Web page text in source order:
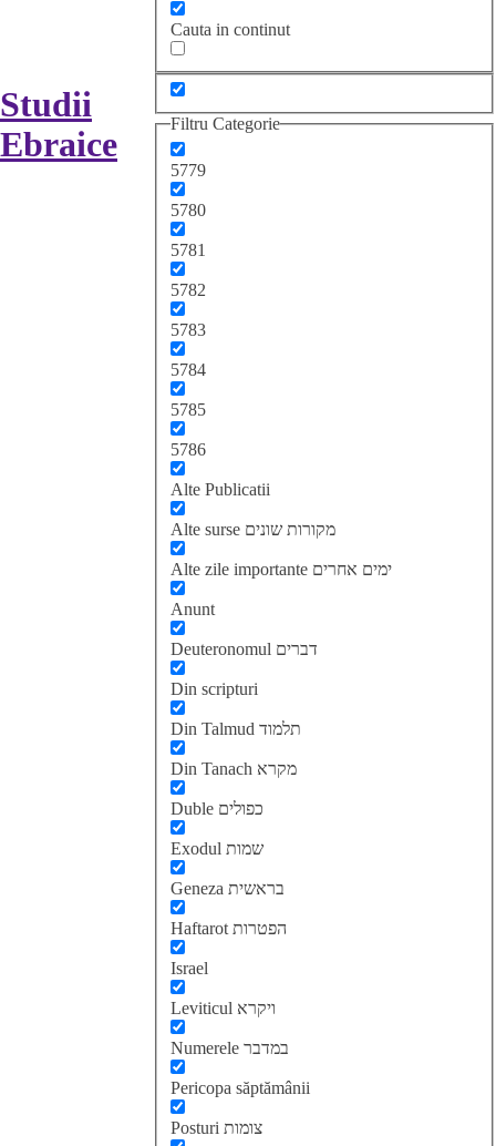
Studii
Ebraice
Cauta in continut
Filtru Categorie
5779
5780
5781
5782
5783
5784
5785
5786
Alte Publicatii
Alte surse מקורות שונים
Alte zile importante ימים אחרים
Anunt
Deuteronomul דברים
Din scripturi
Din Talmud תלמוד
Din Tanach מקרא
Duble כפולים
Exodul שמות
Geneza בראשית
Haftarot הפטרות
Israel
Leviticul ויקרא
Numerele במדבר
Pericopa săptămânii
Posturi צומות